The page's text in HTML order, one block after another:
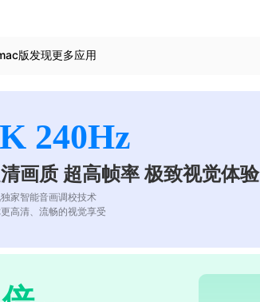
版发现更多应用
240Hz
画质 超高帧率 极致视觉体验
家智能音画调校技术
高清、流畅的视觉享受